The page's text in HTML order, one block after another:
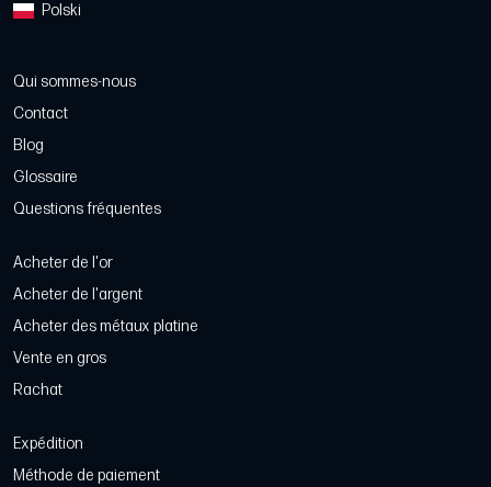
Polski
Qui sommes-nous
Contact
Blog
Glossaire
Questions fréquentes
Acheter de l'or
Acheter de l'argent
Acheter des métaux platine
Vente en gros
Rachat
Expédition
Méthode de paiement